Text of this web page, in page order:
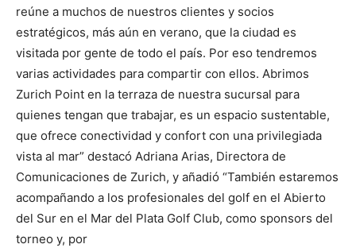
reúne a muchos de nuestros clientes y socios
estratégicos, más aún en verano, que la ciudad es
visitada por gente de todo el país. Por eso tendremos
varias actividades para compartir con ellos. Abrimos
Zurich Point en la terraza de nuestra sucursal para
quienes tengan que trabajar, es un espacio sustentable,
que ofrece conectividad y confort con una privilegiada
vista al mar” destacó Adriana Arias, Directora de
Comunicaciones de Zurich, y añadió “También estaremos
acompañando a los profesionales del golf en el Abierto
del Sur en el Mar del Plata Golf Club, como sponsors del
torneo y, por